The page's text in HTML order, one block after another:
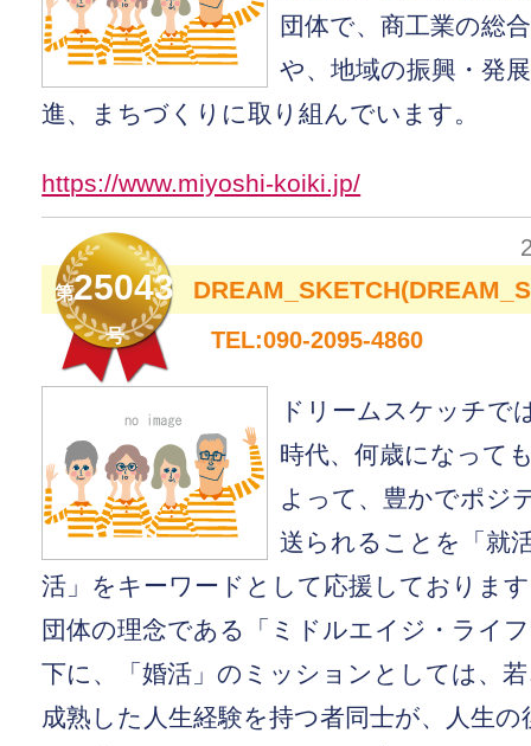
団体で、商工業の総
や、地域の振興・発
進、まちづくりに取り組んでいます。
https://www.miyoshi-koiki.jp/
第25043
号 TEL:090-2095-4860
ドリームスケッチで
時代、何歳になって
よって、豊かでポジ
送られることを「就
活」をキーワードとして応援しておりま
団体の理念である「ミドルエイジ・ライ
下に、「婚活」のミッションとしては、
成熟した人生経験を持つ者同士が、人生の